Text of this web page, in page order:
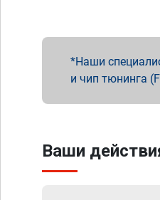
Наши
и чип тюнинга
Ваши